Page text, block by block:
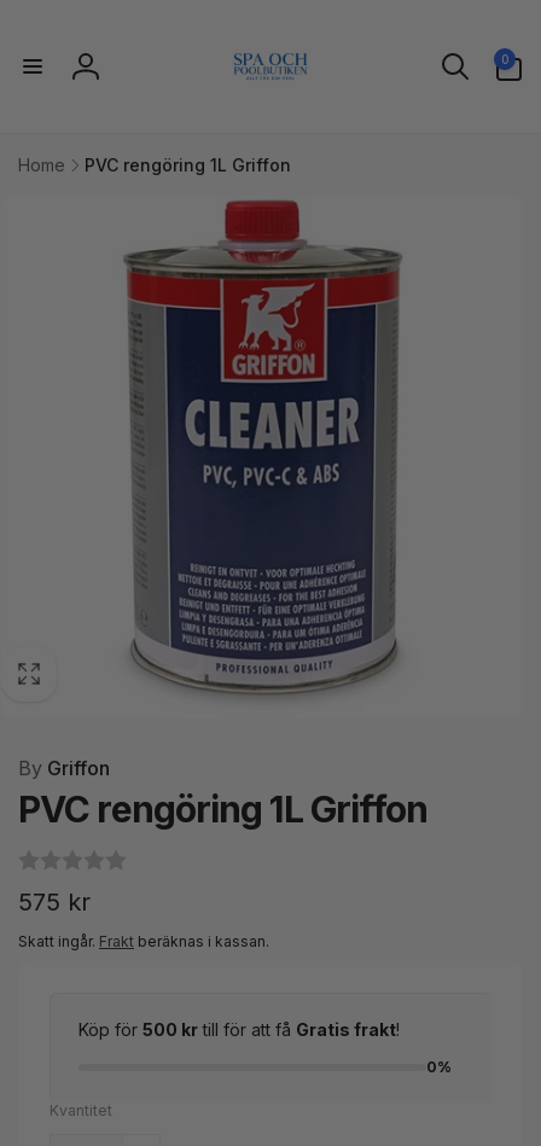
innehåll
Logga
0
artiklar
Home
PVC rengöring 1L Griffon
By Griffon
PVC rengöring 1L Griffon
Ordinarie
pris
575 kr
Skatt ingår. Frakt beräknas i kassan.
Köp för 500 krtill för att få Gratis frakt!
0%
Kvantitet